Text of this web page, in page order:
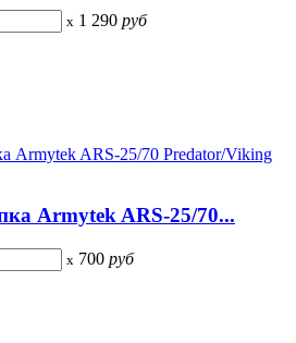
x 1 290 руб
Armytek ARS-25/70...
x 700 руб